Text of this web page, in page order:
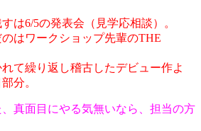
は6/5の発表会（見学応相談）。
はワークショップ先輩のTHE
て繰り返し稽古したデビュー作よ
分。
真面目にやる気無いなら、担当の方